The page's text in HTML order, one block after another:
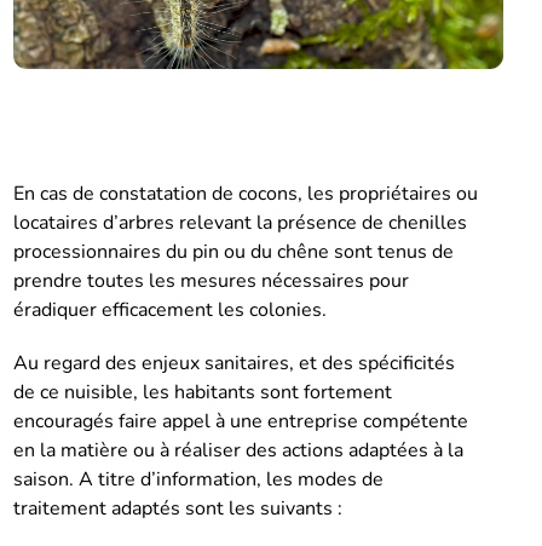
En cas de constatation de cocons, les propriétaires ou
locataires d’arbres relevant la présence de chenilles
processionnaires du pin ou du chêne sont tenus de
prendre toutes les mesures nécessaires pour
éradiquer efficacement les colonies.
Au regard des enjeux sanitaires, et des spécificités
de ce nuisible, les habitants sont fortement
encouragés faire appel à une entreprise compétente
en la matière ou à réaliser des actions adaptées à la
saison. A titre d’information, les modes de
traitement adaptés sont les suivants :